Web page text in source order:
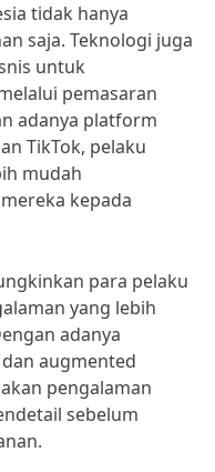
tidak hanya
saja. Teknologi juga
untuk
pemasaran
adanya platform
TikTok, pelaku
mudah
kepada
para pelaku
yang lebih
adanya
augmented
pengalaman
sebelum